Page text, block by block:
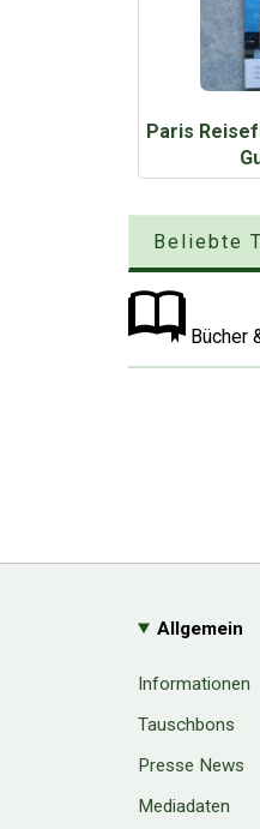
Paris
Beliebte
Bücher
Allgemein
Informationen
Tauschbons
Presse News
Mediadaten